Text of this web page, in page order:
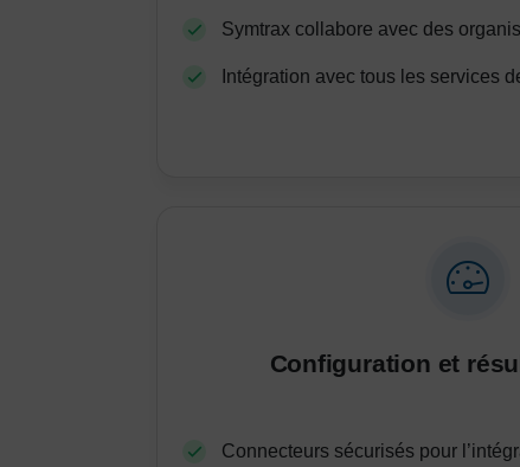
Symtrax collabore avec des
Intégration avec tous les services
Configuration et
Connecteurs sécurisés pour